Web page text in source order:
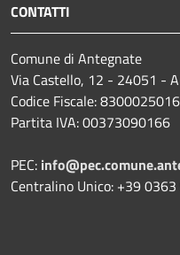
CONTATTI
Comune di Antegnate
Via Castello, 12 - 24051 -
Codice Fiscale:
Partita IVA: 00373090166
PEC:
Centralino Unico: +39